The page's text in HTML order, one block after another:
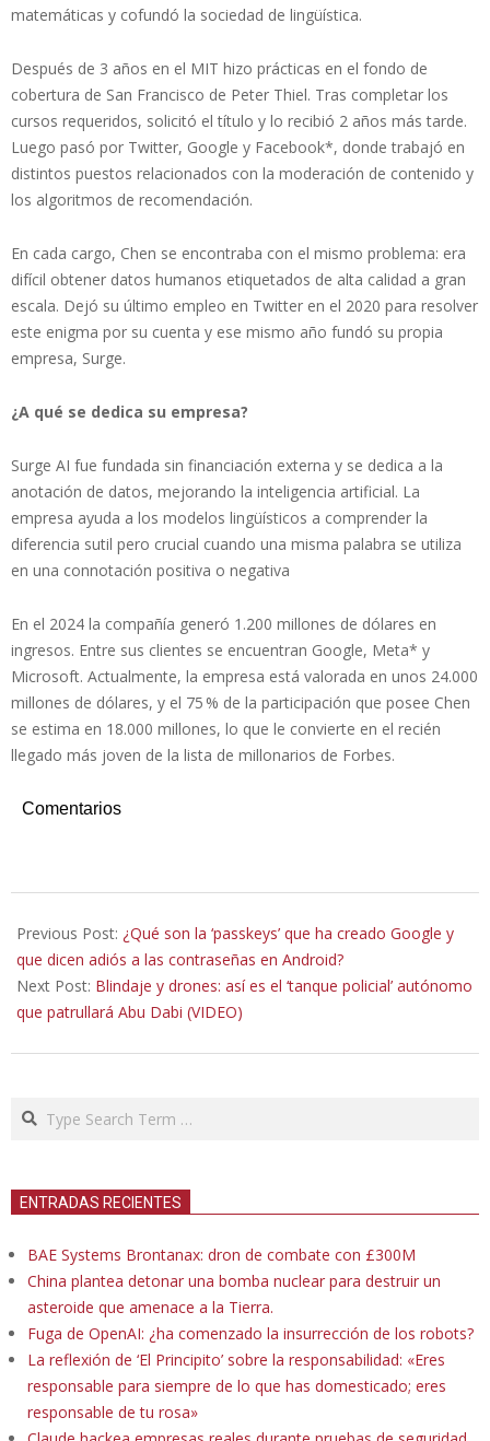
matemáticas y cofundó la sociedad de lingüística.
Después de 3 años en el MIT hizo prácticas en el fondo de
cobertura de San Francisco de Peter Thiel. Tras completar los
cursos requeridos, solicitó el título y lo recibió 2 años más tarde.
Luego pasó por Twitter, Google y Facebook*, donde trabajó en
distintos puestos relacionados con la moderación de contenido y
los algoritmos de recomendación.
En cada cargo, Chen se encontraba con el mismo problema: era
difícil obtener datos humanos etiquetados de alta calidad a gran
escala. Dejó su último empleo en Twitter en el 2020 para resolver
este enigma por su cuenta y ese mismo año fundó su propia
empresa, Surge.
¿A qué se dedica su empresa?
Surge AI fue fundada sin financiación externa y se dedica a la
anotación de datos, mejorando la inteligencia artificial. La
empresa ayuda a los modelos lingüísticos a comprender la
diferencia sutil pero crucial cuando una misma palabra se utiliza
en una connotación positiva o negativa
En el 2024 la compañía generó 1.200 millones de dólares en
ingresos. Entre sus clientes se encuentran Google, Meta* y
Microsoft. Actualmente, la empresa está valorada en unos 24.000
millones de dólares, y el 75 % de la participación que posee Chen
se estima en 18.000 millones, lo que le convierte en el recién
llegado más joven de la lista de millonarios de Forbes.
Comentarios
09-
22
Previous Post: ¿Qué son la ‘passkeys’ que ha creado Google y
que dicen adiós a las contraseñas en Android?
Next Post: Blindaje y drones: así es el ‘tanque policial’ autónomo
que patrullará Abu Dabi (VIDEO)
Search
ENTRADAS RECIENTES
BAE Systems Brontanax: dron de combate con £300M
China plantea detonar una bomba nuclear para destruir un
asteroide que amenace a la Tierra.
Fuga de OpenAI: ¿ha comenzado la insurrección de los robots?
La reflexión de ‘El Principito’ sobre la responsabilidad: «Eres
responsable para siempre de lo que has domesticado; eres
responsable de tu rosa»